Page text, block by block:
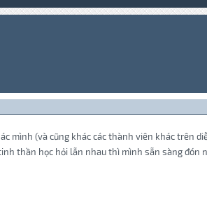
mình (và cũng khác các thành viên khác trên
thần học hỏi lẫn nhau thì mình sẵn sàng